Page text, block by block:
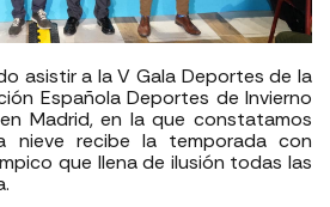
asistir a la V Gala Deportes de la
Española Deportes de Invierno
Madrid, en la que constatamos
nieve recibe la temporada con
que llena de ilusión todas las